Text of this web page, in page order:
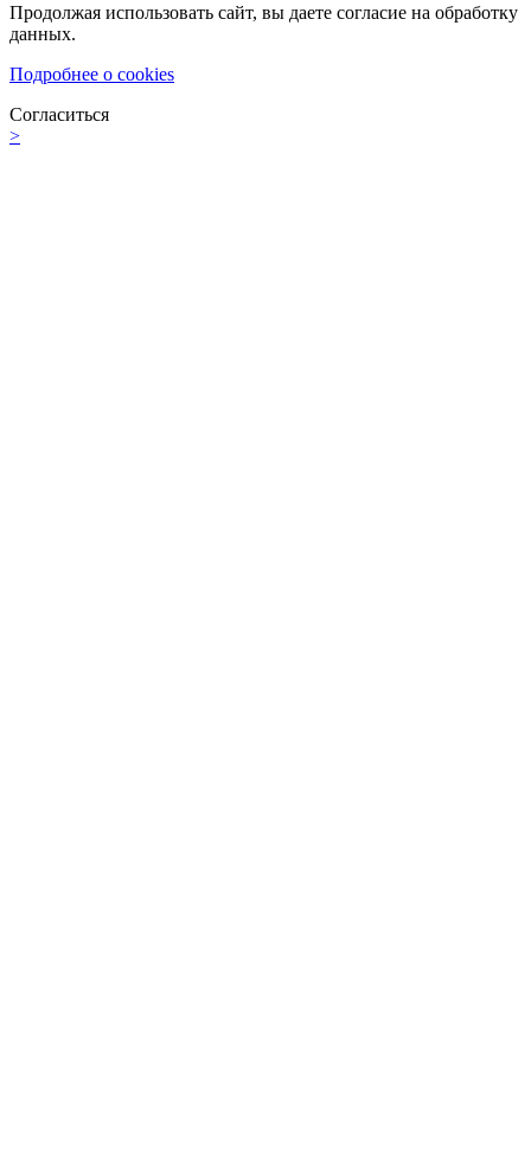
Продолжая использовать сайт, вы даете согласие на обработку
данных.
Подробнее о cookies
Согласиться
>